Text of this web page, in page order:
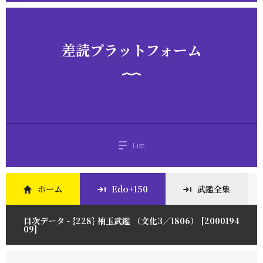
差読プラットフォーム
List
ホーム Edo+150 武鑑全集
目次データ - {228} 袖玉武鑑 （文化3／1806） [2000194
09]